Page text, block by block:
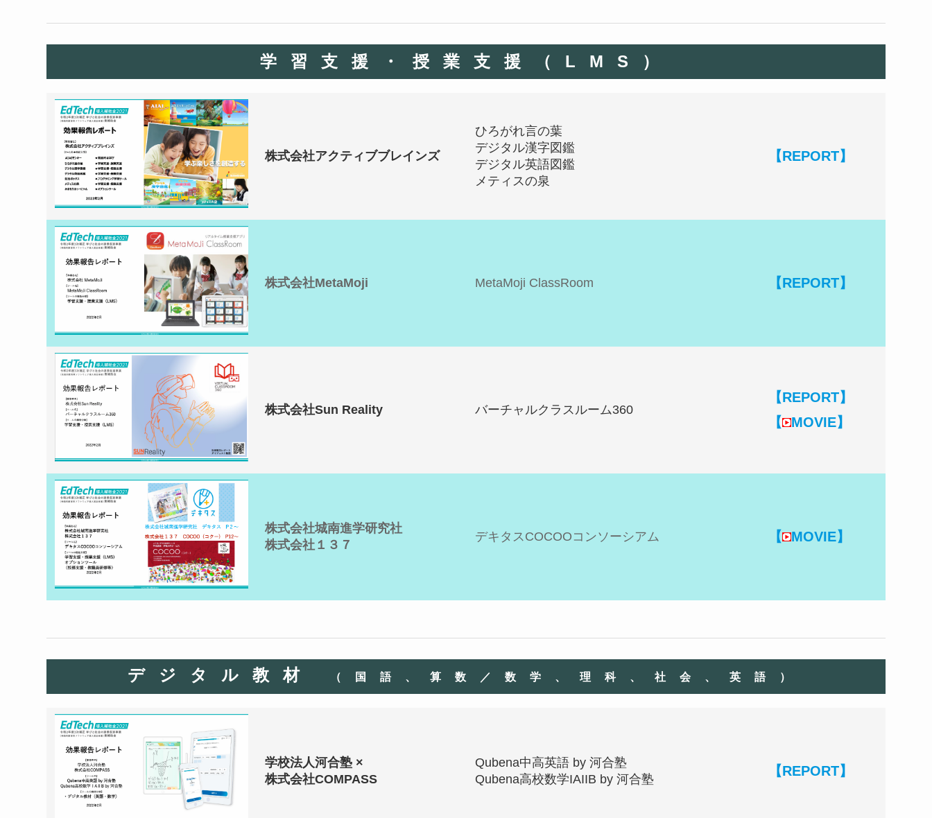
学習支援・授業支援（LMS）
株式会社アクティブブレインズ
ひろがれ言の葉
デジタル漢字図鑑
デジタル英語図鑑
メティスの泉
【REPORT】
株式会社MetaMoji MetaMoji ClassRoom 【REPORT】
株式会社Sun Reality バーチャルクラスルーム360
【REPORT】
【
MOVIE】
株式会社城南進学研究社
株式会社１３７
デキタスCOCOOコンソーシアム 【 MOVIE】
デジタル教材 （国語、算数／数学、理科、社会、英語）
学校法人河合塾 ×
株式会社COMPASS
Qubena中高英語 by 河合塾
Qubena高校数学IAIIB by 河合塾
【REPORT】